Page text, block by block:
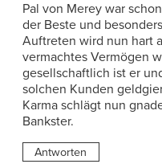
Pal von Merey war
der Beste und
Auftreten wird nun hart
vermachtes Vermögen
gesellschaftlich ist er
solchen Kunden
Karma schlägt nun
Bankster.
Antworten